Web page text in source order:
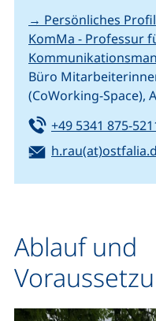
→ Persönliches Profil
KomMa - Professur
Büro
(CoWorking-Space),
Tel:
+49 5341 875-
E-Mail:
Ablauf und